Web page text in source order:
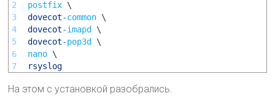
2
3
4
5
6
7
postfix \
dovecot-common \
dovecot-imapd
\
dovecot-pop3d
\
nano \
rsyslog
На этом с установкой разобрались.